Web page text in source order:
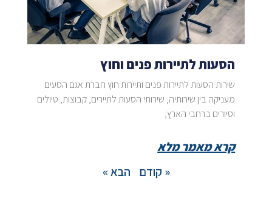
הסעות לתיירות פנים וחוץ
שירות הסעות לתיירות פנים ותיירות חוץ חברת אגם הסעים
מעניקה בין שירותיה, שירותי הסעות לתיירים, קבוצות, טיולים
וסיורים ברחבי הארץ,
קרא מאמר מלא
« קודם
הבא »